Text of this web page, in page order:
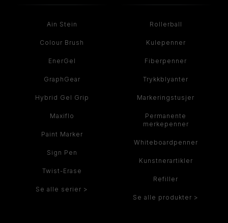
Ain Stein
Colour Brush
EnerGel
GraphGear
Hybrid Gel Grip
Maxiflo
Paint Marker
Sign Pen
Twist-Erase
Se alle serier >
Rollerball
Kulepenner
Fiberpenner
Trykkblyanter
Markeringstusjer
Permanente
merkepenner
Whiteboardpenner
Kunstnerartikler
Refiller
Se alle produkter >